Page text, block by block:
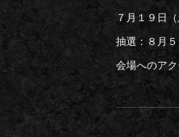
７月１９日
抽選：８月
会場へのア